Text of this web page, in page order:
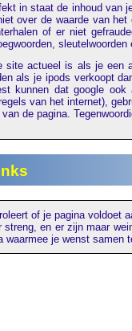
in staat de inhoud van
over de waarde van het
of er niet
site actueel is als je een
als je ipods verkoopt
kunnen dat google
van het internet),
de pagina.
of je pagina voldoet
streng, en er zijn maar
waarmee je wenst samen